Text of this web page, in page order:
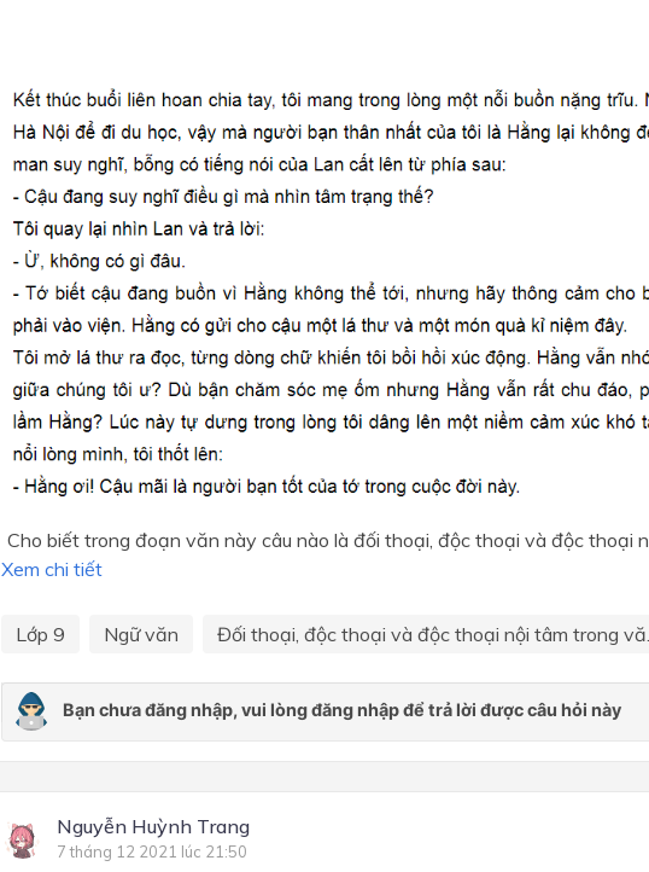
Cho biết trong đoạn văn này câu nào là đối thoại, độc thoại và độc thoại
Xem chi tiết
Lớp 9 Ngữ văn Đối thoại, độc thoại và độc thoại nội tâm trong
Nguyễn Huỳnh Trang
7 tháng 12 2021 lúc 21:50